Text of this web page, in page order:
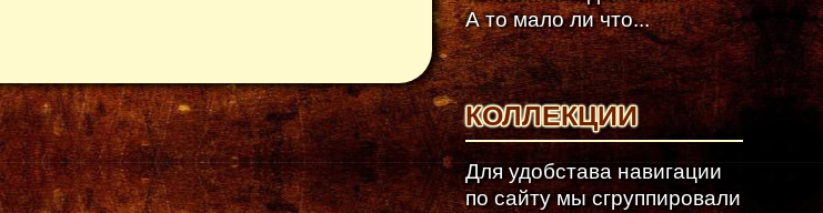
А то мало ли что...
КОЛЛЕКЦИИ
Для удобстава навигации
по сайту мы сгруппировали